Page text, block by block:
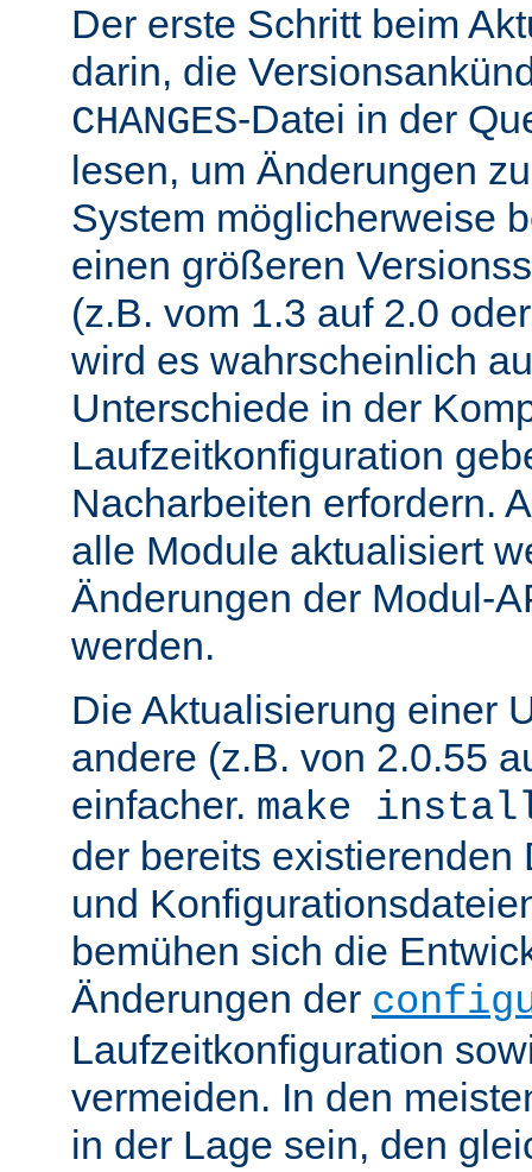
Der erste Schritt beim
darin, die
CHANGES-Datei in der
lesen, um Änderungen
System möglicherweise
einen größeren
(z.B. vom 1.3 auf 2.0
wird es wahrscheinlich
Unterschiede in der
Laufzeitkonfiguration
Nacharbeiten erfordern.
alle Module aktualisiert
Änderungen der Modul-
werden.
Die Aktualisierung einer
andere (z.B. von 2.0.55
einfacher. make
der bereits existierenden
und
bemühen sich die
Änderungen der
Laufzeitkonfiguration
vermeiden. In den
in der Lage sein, den